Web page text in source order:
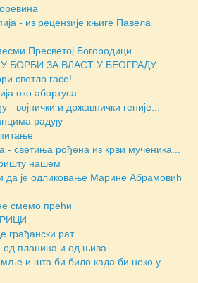
- из рецензије књиге Павела
Пресветој Богородици...
ЗА ВЛАСТ У БЕОГРАДУ...
светло гасе!
око абортуса
војнички и државнички геније...
радују
светиња рођена из крви мученика...
нашем
да је одликовање Марине Абрамовић
не смемо прећи
грађански рат
планина и од њива...
и шта би било када би неко у